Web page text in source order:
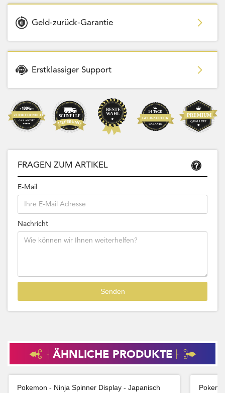
Geld-zurück-Garantie
Erstklassiger Support
FRAGEN ZUM ARTIKEL
E-Mail
Nachricht
ÄHNLICHE PRODUKTE
Pokemon - Ninja Spinner Display - Japanisch